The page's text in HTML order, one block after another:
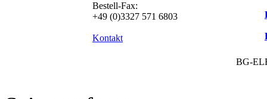
Bestell-Fax:
+49 (0)3327 571 6803
Kontakt
BG-